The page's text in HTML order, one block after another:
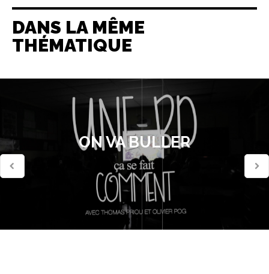
DANS LA MÊME
THÉMATIQUE
ON VA BULLER